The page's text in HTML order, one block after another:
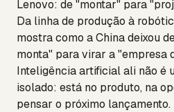
Lenovo: de "montar" para
Da linha de produção à
mostra como a China deixou
monta" para virar a "empresa
Inteligência artificial ali não é
isolado: está no produto, na
pensar o próximo